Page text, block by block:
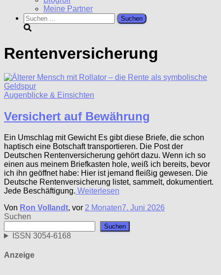
Meine Partner
Suchen
nach:
Rentenversicherung
Augenblicke & Einsichten
Versichert auf Bewährung
Ein Umschlag mit Gewicht Es gibt diese Briefe, die schon
haptisch eine Botschaft transportieren. Die Post der
Deutschen Rentenversicherung gehört dazu. Wenn ich so
einen aus meinem Briefkasten hole, weiß ich bereits, bevor
ich ihn geöffnet habe: Hier ist jemand fleißig gewesen. Die
Deutsche Rentenversicherung listet, sammelt, dokumentiert.
Jede Beschäftigung. Weiterlesen
Von Ron Vollandt, vor 2 Monaten7. Juni 2026
Suchen
Suchen
ISSN 3054-6168
Anzeige